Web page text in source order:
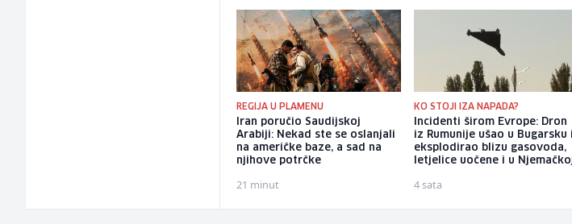
REGIJA U PLAMENU
Iran poručio Saudijskoj
Arabiji: Nekad ste se oslanjali
na američke baze, a sad na
njihove potrčke
21 minut
KO STOJI IZA NAPADA?
Incidenti širom Evrope: Dron
iz Rumunije ušao u Bugarsku i
eksplodirao blizu gasovoda,
letjelice uočene i u Njemačkoj
4 sata